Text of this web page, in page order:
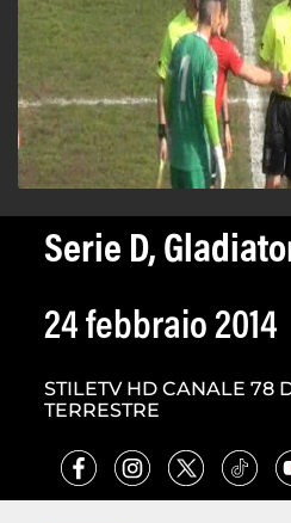
Serie D,
24 febbraio 2014
STILETV HD CANALE 78
TERRESTRE